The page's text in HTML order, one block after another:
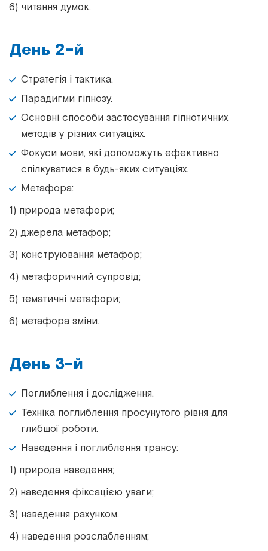
6) читання думок.
День 2-й
Стратегія і тактика.
Парадигми гіпнозу.
Основні способи застосування гіпнотичних
методів у різних ситуаціях.
Фокуси мови, які допоможуть ефективно
спілкуватися в будь-яких ситуаціях.
Метафора:
1) природа метафори;
2) джерела метафор;
3) конструювання метафор;
4) метафоричний супровід;
5) тематичні метафори;
6) метафора зміни.
День 3-й
Поглиблення і дослідження.
Техніка поглиблення просунутого рівня для
глибшої роботи.
Наведення і поглиблення трансу:
1) природа наведення;
2) наведення фіксацією уваги;
3) наведення рахунком.
4) наведення розслабленням;